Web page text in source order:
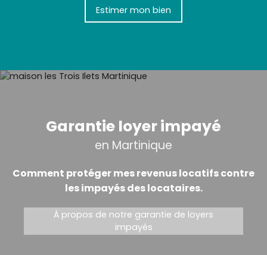
Estimer mon bien
Garantie loyer impayé
en Martinique
Comment protéger mes revenus locatifs contre
les impayés des locataires.
À propos de notre garantie de loyers
impayés